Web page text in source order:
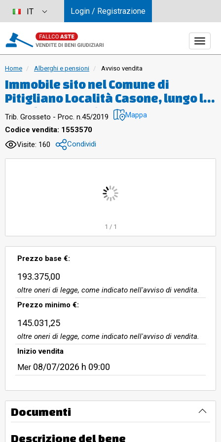
Home Alberghi e pensioni Avviso vendita
Immobile sito nel Comune di
Pitigliano Località Casone, lungo la
strada regionale maremmana n.74,
censito al Catasto Fabbricati del
Comune di Pitigliano al Foglio 17,
Particella 17, Subalterno 8, Cate-
Catasto Terreni del Comune di
Particella 143, Seminativo arboreo,
Classe 3, Superficie 155 mq, R.D. €
0.48, R.A. € 0.40; - Particella 188,
Seminativo, Classe 3, Superficie
923 mq, R.D. € 2.86, R.A.
Trib. Grosseto - Proc. n.45/2019 Mappa
Codice vendita: 1553570
Visite: 160
Condividi
1 / 1
Prezzo base €:
193.375,00
oltre oneri di legge, come indicato nell'avviso di vendita.
Prezzo minimo €:
145.031,25
oltre oneri di legge, come indicato nell'avviso di vendita.
Inizio vendita
Mer 08/07/2026 h 09:00
Documenti
Descrizione del bene
IT Login / Registrazione